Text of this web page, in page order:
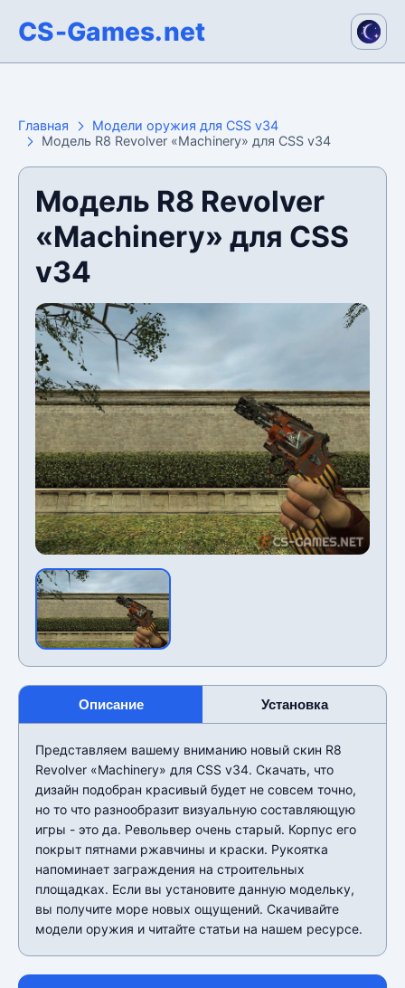
CS-Games.net
Главная
Модели оружия для CSS v34
Модель R8 Revolver «Machinery» для CSS v34
Модель R8 Revolver
«Machinery» для CSS
v34
Описание Установка
Представляем вашему вниманию новый скин R8
Revolver «Machinery» для CSS v34. Скачать, что
дизайн подобран красивый будет не совсем точно,
но то что разнообразит визуальную составляющую
игры - это да. Револьвер очень старый. Корпус его
покрыт пятнами ржавчины и краски. Рукоятка
напоминает заграждения на строительных
площадках. Если вы установите данную модельку,
вы получите море новых ощущений. Скачивайте
модели оружия и читайте статьи на нашем ресурсе.